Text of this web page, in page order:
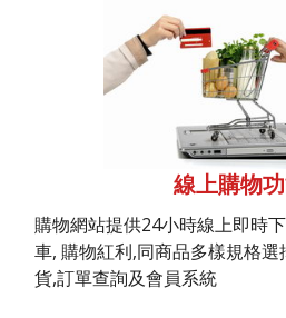
線上購物
購物網站提供24小時線上即時
車, 購物紅利,同商品多樣規格選
貨,訂單查詢及會員系統